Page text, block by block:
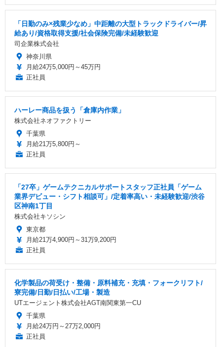
「日勤のみ×残業少なめ」中距離の大型トラックドライバー/昇
給あり/資格取得支援/社会保険完備/未経験歓迎
司企業株式会社
神奈川県
月給24万5,000円～45万円
正社員
ハーレー商品を扱う「倉庫内作業」
株式会社ネオファクトリー
千葉県
月給21万5,800円～
正社員
「27卒」ゲームテクニカルサポートスタッフ正社員「ゲーム
業界デビュー・シフト相談可」/定着率高い・未経験歓迎/渋谷
区神南1丁目
株式会社キソシン
東京都
月給21万4,900円～31万9,200円
正社員
化学製品の荷受け・整備・原料補充・充填・フォークリフト/
寮完備/日勤/日払い/工場・製造
UTエージェント株式会社AGT南関東第一CU
千葉県
月給24万円～27万2,000円
正社員